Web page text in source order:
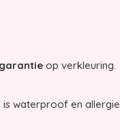
op verkleuring.
is waterproof en allergie